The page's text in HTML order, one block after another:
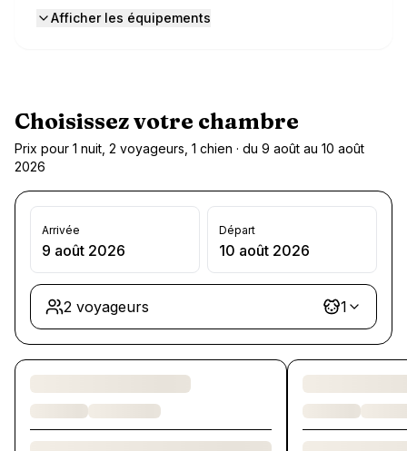
Afficher les équipements
Choisissez votre chambre
Prix pour 1 nuit, 2 voyageurs, 1 chien · du 9 août au 10 août
2026
Arrivée
9 août 2026
Départ
10 août 2026
2 voyageurs 1
Chargement des chambres et des formules…